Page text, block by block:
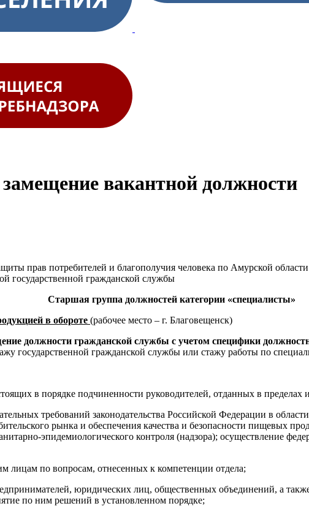
вакантной должности
прав потребителей и благополучия человека по Амурской
государственной гражданской службы
Старшая группа должностей категории «специалисты»
в обороте (рабочее место – г. Благовещенск)
должности гражданской службы с учетом специфики
государственной гражданской службы или стажу работы по
в порядке подчиненности руководителей, отданных в
требований законодательства Российской Федерации в
рынка и обеспечения качества и безопасности пищевых
эпидемиологического контроля (надзора); осуществление
лицам по вопросам, отнесенных к компетенции отдела;
юридических лиц, общественных объединений, а
по ним решений в установленном порядке;